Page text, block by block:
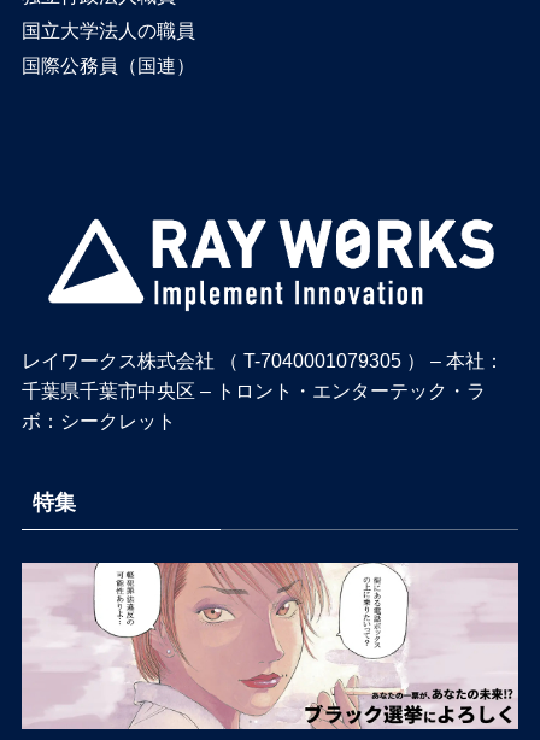
国立大学法人の職員
国際公務員（国連）
レイワークス株式会社 （ T-7040001079305 ） – 本社：
千葉県千葉市中央区 – トロント・エンターテック・ラ
ボ：シークレット
特集